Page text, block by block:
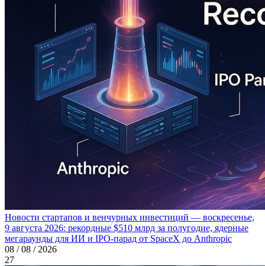
Новости стартапов и венчурных инвестиций — воскресенье,
9 августа 2026: рекордные $510 млрд за полугодие, ядерные
мегараунды для ИИ и IPO-парад от SpaceX до Anthropic
08 / 08 / 2026
27